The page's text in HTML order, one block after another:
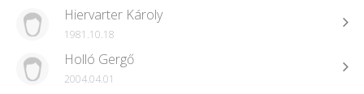
Hiervarter Károly
1981.10.18
Holló Gergő
2004.04.01